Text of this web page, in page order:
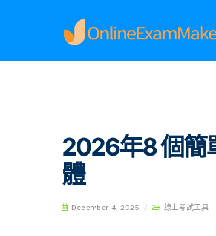
Home
2026年8 個簡
體
December 4, 2025 / 線上考試工具